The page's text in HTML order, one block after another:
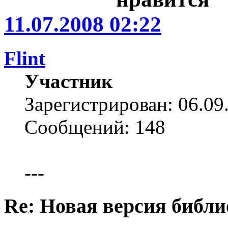
11.07.2008 02:22
Flint
Участник
Зарегистрирован:
Сообщений: 148
---
Re: Новая версия